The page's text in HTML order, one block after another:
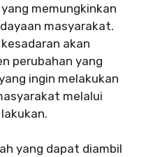
memungkinkan
masyarakat.
akan
perubahan yang
ingin melakukan
melalui
yang dapat diambil